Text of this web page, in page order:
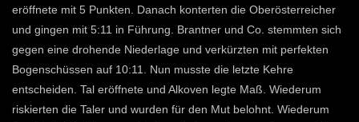
eröffnete mit 5 Punkten. Danach konterten die Oberösterreicher
und gingen mit 5:11 in Führung. Brantner und Co. stemmten sich
gegen eine drohende Niederlage und verkürzten mit perfekten
Bogenschüssen auf 10:11. Nun musste die letzte Kehre
entscheiden. Tal eröffnete und Alkoven legte Maß. Wiederum
riskierten die Taler und wurden für den Mut belohnt. Wiederum